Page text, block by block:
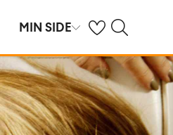
MIN SIDE Se dine sparte
Søk på ving.no